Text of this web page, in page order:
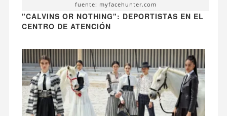
fuente: myfacehunter.com
"CALVINS OR NOTHING": DEPORTISTAS EN EL
CENTRO DE ATENCIÓN